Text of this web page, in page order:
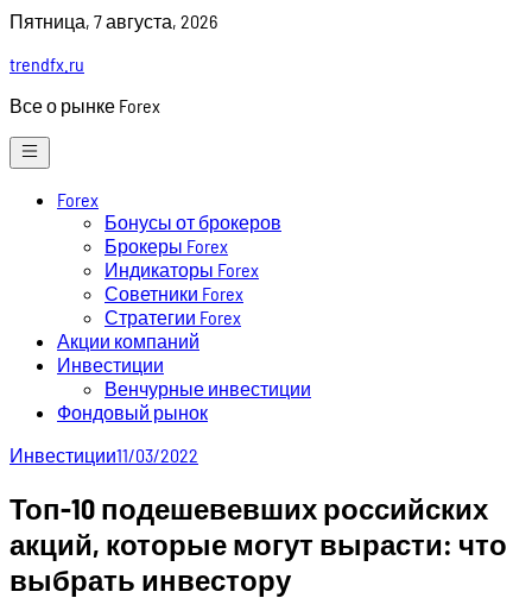
Skip
content
Пятница, 7 августа, 2026
trendfx.ru
Все о рынке Forex
Forex
Бонусы от брокеров
Брокеры Forex
Индикаторы Forex
Советники Forex
Стратегии Forex
Акции компаний
Инвестиции
Венчурные инвестиции
Фондовый рынок
Инвестиции11/03/2022
Топ-10 подешевевших российских
акций, которые могут вырасти: что
выбрать инвестору